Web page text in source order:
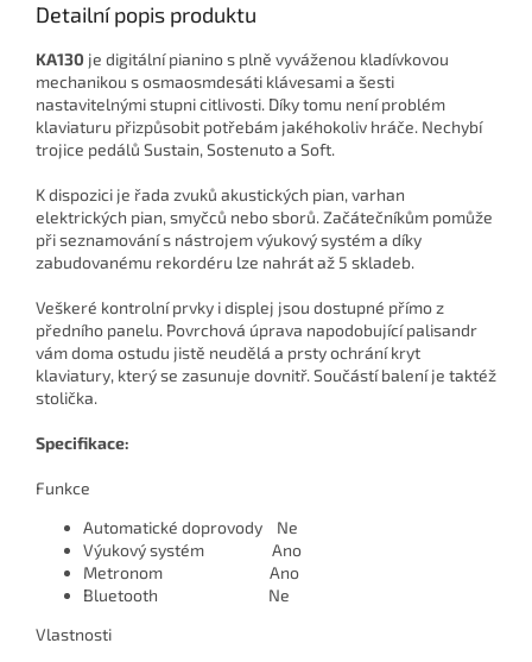
Detailní popis produktu
KA130 je digitální pianino s plně vyváženou kladívkovou
mechanikou s osmaosmdesáti klávesami a šesti
nastavitelnými stupni citlivosti. Díky tomu není problém
klaviaturu přizpůsobit potřebám jakéhokoliv hráče. Nechybí
trojice pedálů Sustain, Sostenuto a Soft.
K dispozici je řada zvuků akustických pian, varhan
elektrických pian, smyčců nebo sborů. Začátečníkům pomůže
při seznamování s nástrojem výukový systém a díky
zabudovanému rekordéru lze nahrát až 5 skladeb.
Veškeré kontrolní prvky i displej jsou dostupné přímo z
předního panelu. Povrchová úprava napodobující palisandr
vám doma ostudu jistě neudělá a prsty ochrání kryt
klaviatury, který se zasunuje dovnitř. Součástí balení je taktéž
stolička.
Specifikace:
Funkce
Automatické doprovody Ne
Výukový systém Ano
Metronom Ano
Bluetooth Ne
Vlastnosti